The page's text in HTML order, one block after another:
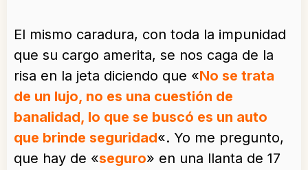
El mismo caradura, con toda la impunidad
que su cargo amerita, se nos caga de la
risa en la jeta diciendo que «No se trata
de un lujo, no es una cuestión de
banalidad, lo que se buscó es un auto
que brinde seguridad«. Yo me pregunto,
que hay de «seguro» en una llanta de 17